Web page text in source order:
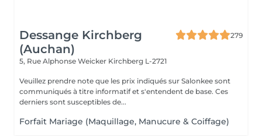
Dessange Kirchberg
(Auchan)
279
5, Rue Alphonse Weicker Kirchberg L-2721
Veuillez prendre note que les prix indiqués sur Salonkee sont
communiqués à titre informatif et s'entendent de base. Ces
derniers sont susceptibles de...
Forfait Mariage (Maquillage, Manucure & Coiffage)